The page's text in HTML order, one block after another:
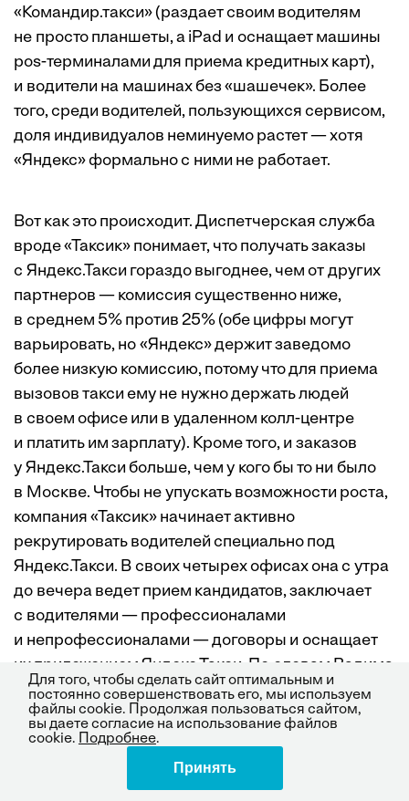
«Командир.такси» (раздает своим водителям
не просто планшеты, а iPad и оснащает машины
pos-терминалами для приема кредитных карт),
и водители на машинах без «шашечек». Более
того, среди водителей, пользующихся сервисом,
доля индивидуалов неминуемо растет — хотя
«Яндекс» формально с ними не работает.
Вот как это происходит. Диспетчерская служба
вроде «Таксик» понимает, что получать заказы
с Яндекс.Такси гораздо выгоднее, чем от других
партнеров — комиссия существенно ниже,
в среднем 5% против 25% (обе цифры могут
варьировать, но «Яндекс» держит заведомо
более низкую комиссию, потому что для приема
вызовов такси ему не нужно держать людей
в своем офисе или в удаленном колл-центре
и платить им зарплату). Кроме того, и заказов
у Яндекс.Такси больше, чем у кого бы то ни было
в Москве. Чтобы не упускать возможности роста,
компания «Таксик» начинает активно
рекрутировать водителей специально под
Яндекс.Такси. В своих четырех офисах она с утра
до вечера ведет прием кандидатов, заключает
с водителями — профессионалами
и непрофессионалами — договоры и оснащает
их приложением Яндекс.Такси. По словам Вадима
Иващенко, рекрутмент водителей — тяжелая
работа. «Наши девушки не выдерживали
и плакали, поэтому пришлось брать в кадровую
службу мужчин», — говорит он. Наконец, «Таксик»
догадался передать функцию заключения
Для того, чтобы сделать сайт оптимальным и
постоянно совершенствовать его, мы используем
файлы cookie. Продолжая пользоваться сайтом,
вы даете согласие на использование файлов
cookie.
Подробнее.
Принять